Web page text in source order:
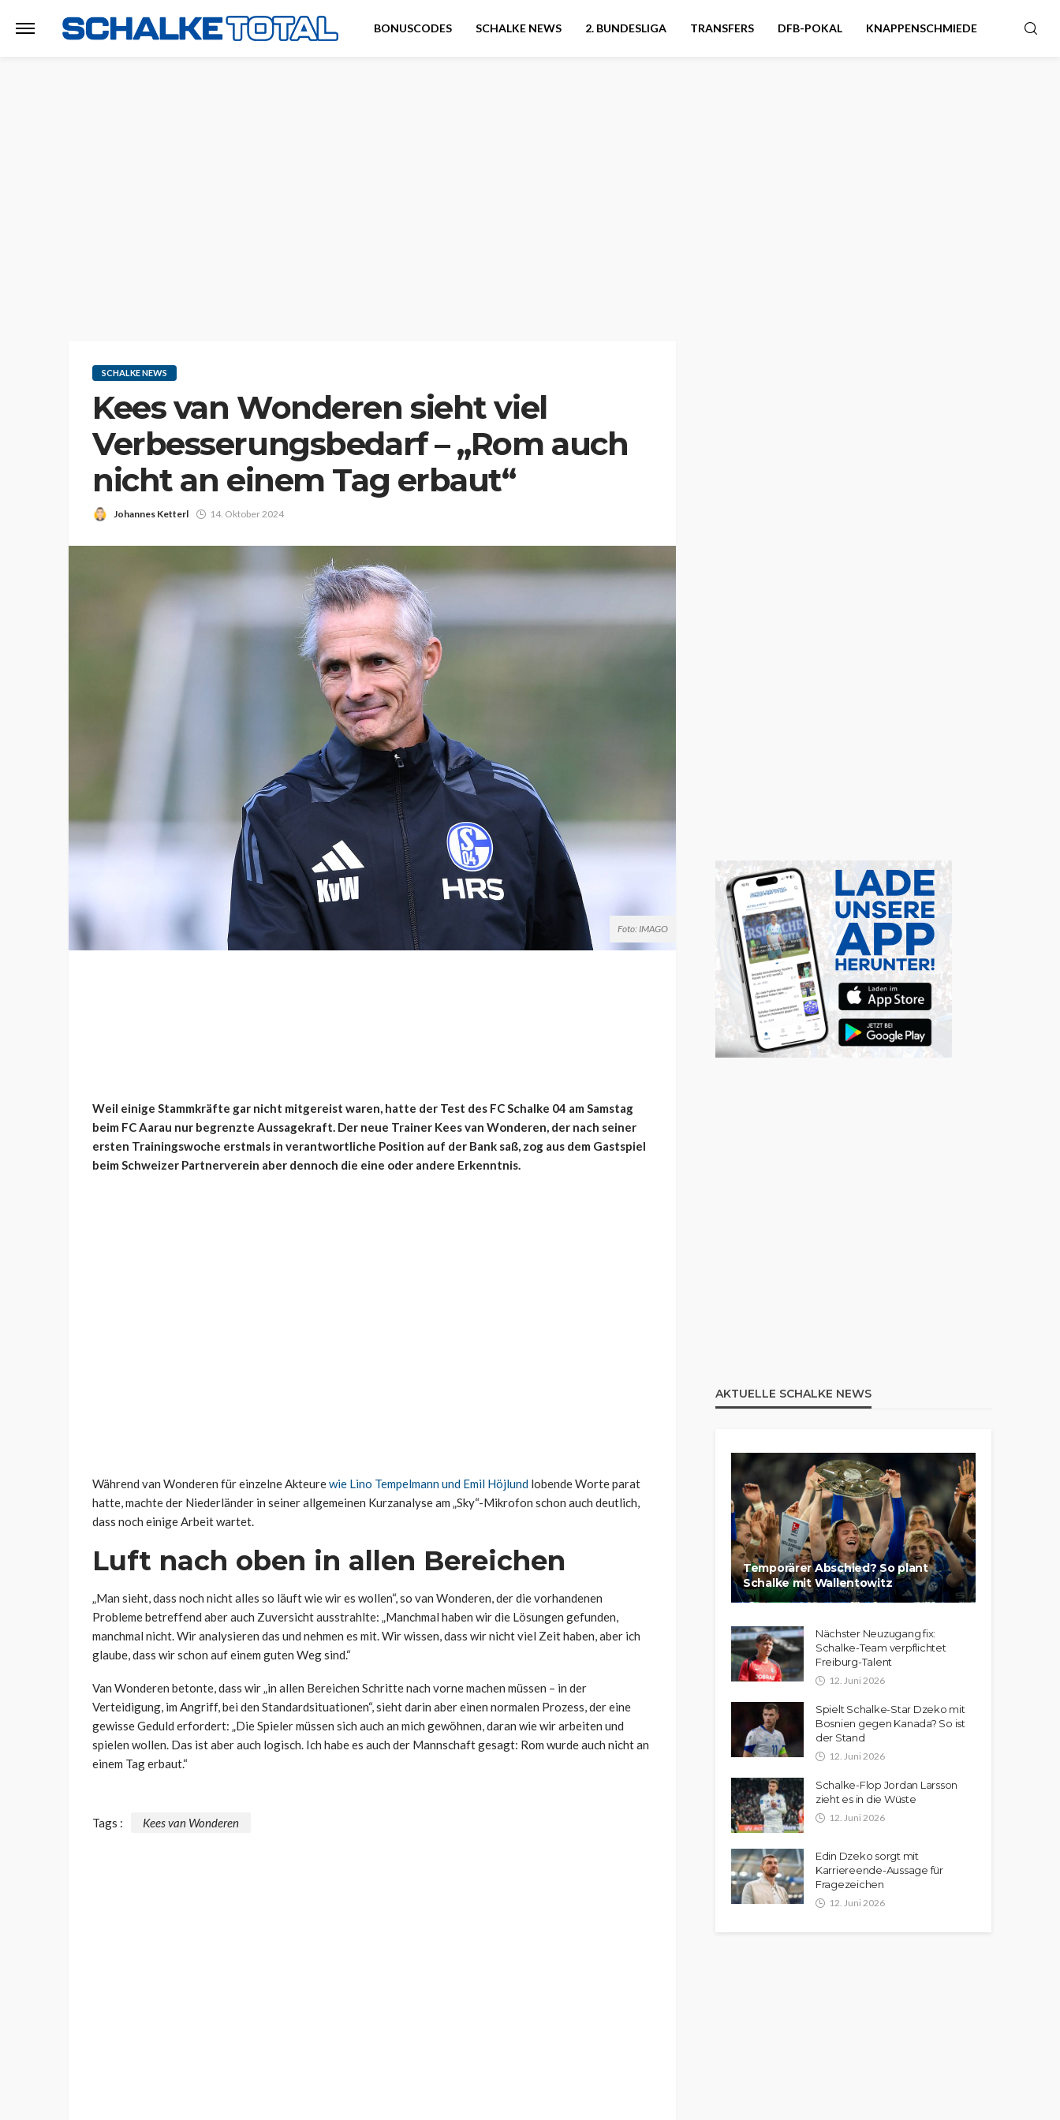
BONUSCODES SCHALKE NEWS 2. BUNDESLIGA TRANSFERS DFB-POKAL KNAPPENSCHMIEDE
SCHALKE NEWS
Kees van Wonderen sieht viel
Verbesserungsbedarf – „Rom auch
nicht an einem Tag erbaut“
Johannes Ketterl 14. Oktober 2024
Foto: IMAGO
Weil einige Stammkräfte gar nicht mitgereist waren, hatte der Test des FC Schalke 04 am Samstag
beim FC Aarau nur begrenzte Aussagekraft. Der neue Trainer Kees van Wonderen, der nach seiner
ersten Trainingswoche erstmals in verantwortliche Position auf der Bank saß, zog aus dem Gastspiel
beim Schweizer Partnerverein aber dennoch die eine oder andere Erkenntnis.
Während van Wonderen für einzelne Akteurewie Lino Tempelmann und Emil Höjlund lobende Worte parat
hatte, machte der Niederländer in seiner allgemeinen Kurzanalyse am „Sky“-Mikrofon schon auch deutlich,
dass noch einige Arbeit wartet.
Luft nach oben in allen Bereichen
„Man sieht, dass noch nicht alles so läuft wie wir es wollen“, so van Wonderen, der die vorhandenen
Probleme betreffend aber auch Zuversicht ausstrahlte: „Manchmal haben wir die Lösungen gefunden,
manchmal nicht. Wir analysieren das und nehmen es mit. Wir wissen, dass wir nicht viel Zeit haben, aber ich
glaube, dass wir schon auf einem guten Weg sind.“
Van Wonderen betonte, dass wir „in allen Bereichen Schritte nach vorne machen müssen – in der
Verteidigung, im Angriff, bei den Standardsituationen“,sieht darin aber einen normalen Prozess, der eine
gewisse Geduld erfordert: „Die Spieler müssen sich auch an mich gewöhnen, daran wie wir arbeiten und
spielen wollen. Das ist aber auch logisch. Ich habe es auch der Mannschaft gesagt: Rom wurde auch nicht an
einem Tag erbaut.“
Tags : Kees van Wonderen
AKTUELLE SCHALKE NEWS
Temporärer Abschied? So plant
Schalke mit Wallentowitz
Nächster Neuzugang fix:
Schalke-Team verpflichtet
Freiburg-Talent
12. Juni 2026
Spielt Schalke-Star Dzeko mit
Bosnien gegen Kanada? So ist
der Stand
12. Juni 2026
Schalke-Flop Jordan Larsson
zieht es in die Wüste
12. Juni 2026
Edin Dzeko sorgt mit
Karriereende-Aussage für
Fragezeichen
12. Juni 2026